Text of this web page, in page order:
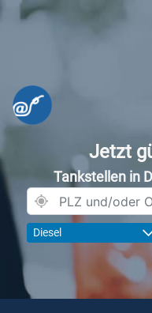
Jetzt
Tankstellen in
Diesel